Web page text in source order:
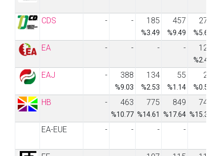
CDS - - 185
%3.49
457
%9.49
274
%5.61
EA - - - - 121
%2.48
EAJ - 388
%9.03
134
%2.53
55
%1.14
28
%0.57
HB - 463
%10.77
775
%14.61
849
%17.64
748
%15.32
EA-EUE - - - -